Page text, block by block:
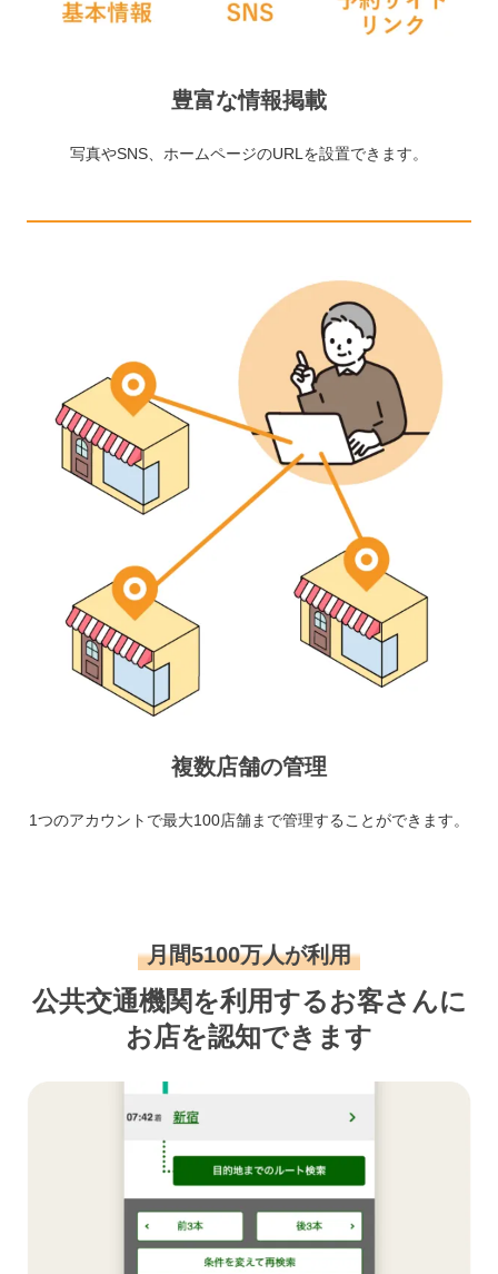
豊富な情報掲載
写真やSNS、ホームページのURLを設置できます。
複数店舗の管理
1つのアカウントで最大100店舗まで管理することができます。
月間5100万人が利用
公共交通機関を利用するお客さんに
お店を認知できます